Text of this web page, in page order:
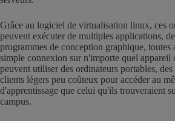
Grâce au logiciel de virtualisation linux, ces
peuvent exécuter de multiples applications,
programmes de conception graphique, toutes
simple connexion sur n'importe quel appareil
peuvent utiliser des ordinateurs portables,
clients légers peu coûteux pour accéder au
d'apprentissage que celui qu'ils trouveraient
campus.